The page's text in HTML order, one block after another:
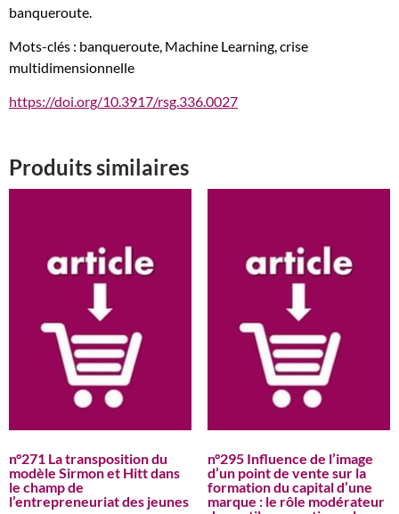
banqueroute.
Mots-clés : banqueroute, Machine Learning, crise
multidimensionnelle
https://doi.org/10.3917/rsg.336.0027
Produits similaires
n°271 La transposition du
modèle Sirmon et Hitt dans
le champ de
l’entrepreneuriat des jeunes
n°295 Influence de l’image
d’un point de vente sur la
formation du capital d’une
marque : le rôle modérateur